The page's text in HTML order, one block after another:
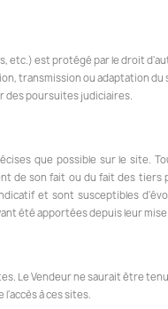
etc.) est protégé par le droit
transmission ou adaptation
poursuites judiciaires.
que possible sur le site.
de son fait ou du fait des
et sont susceptibles
été apportées depuis leur mise
Le Vendeur ne saurait être
à ces sites.